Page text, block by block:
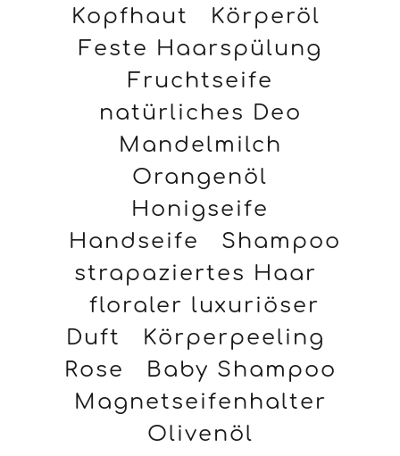
Kopfhaut
Körperöl
Feste Haarspülung
Fruchtseife
natürliches Deo
Mandelmilch
Orangenöl
Honigseife
Handseife
Shampoo
strapaziertes Haar
floraler luxuriöser
Duft
Körperpeeling
Rose
Baby Shampoo
Magnetseifenhalter
Olivenöl